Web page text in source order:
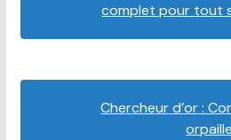
complet pour tout
Chercheur d’or :